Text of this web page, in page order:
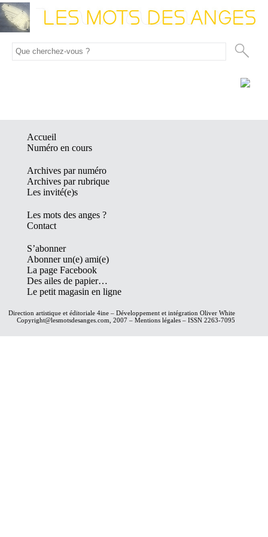
Accueil
Numéro en cours
Archives par numéro
Archives par rubrique
Les invité(e)s
Les mots des anges ?
Contact
S’abonner
Abonner un(e) ami(e)
La page Facebook
Des ailes de papier…
Le petit magasin en ligne
Direction artistique et éditoriale 4ine – Développement et intégration Oliver White
Copyright@lesmotsdesanges.com, 2007 – Mentions légales – ISSN 2263-7095